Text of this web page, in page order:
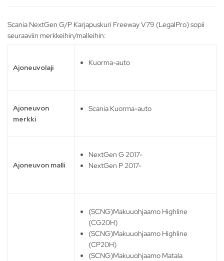
Scania NextGen G/P Karjapuskuri Freeway V79 (LegalPro) sopii
seuraaviin merkkeihin/malleihin:
Ajoneuvolaji
Kuorma-auto
Ajoneuvon
merkki
Scania Kuorma-auto
Ajoneuvon malli
NextGen G 2017-
NextGen P 2017-
(SCNG)Makuuohjaamo Highline
(CG20H)
(SCNG)Makuuohjaamo Highline
(CP20H)
(SCNG)Makuuohjaamo Matala